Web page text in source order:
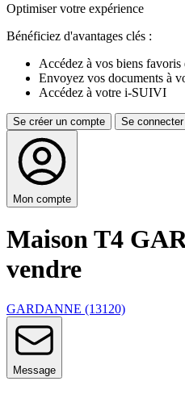
Optimiser votre expérience
Bénéficiez d'avantages clés :
Accédez à vos biens favoris
Envoyez vos documents à
Accédez à votre i-SUIVI
Se créer un compte Se connecter
Mon compte
Maison T4
vendre
GARDANNE (13120)
Message